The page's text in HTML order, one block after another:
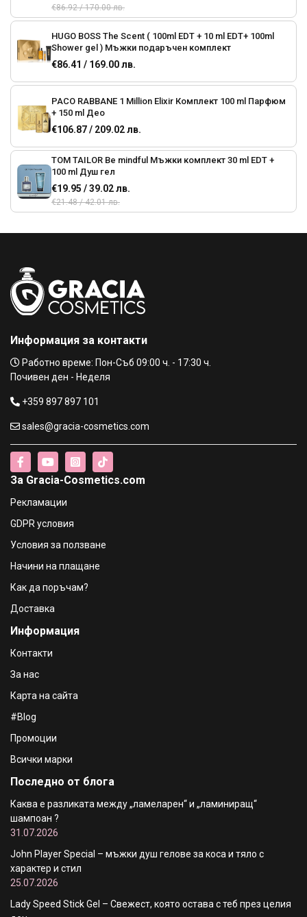
€86.92 / 170.00 лв.
HUGO BOSS The Scent ( 100ml EDT + 10 ml EDT+ 100ml
Shower gel ) Мъжки подаръчен комплект
€86.41 / 169.00 лв.
PACO RABBANE 1 Million Elixir Комплект 100 ml Парфюм
+ 150 ml Део
€106.87 / 209.02 лв.
TOM TAILOR Be mindful Мъжки комплект 30 ml EDT +
100 ml Душ гел
€19.95 / 39.02 лв.
€21.48 / 42.01 лв.
Dsquared2 Wood Pour Homme Мъжки комплект 100ml
Nivea Tech Master Set Подаръчен комплект 5 продукта
+ Kутия за инструменти
STR8 ORIGINAL Комплект Тоалетна вода, 100 мл + Део
спрей, 150мл + Раница
STR8 RED CODE Kомплект Тоалетна вода, 100 мл + Део
€15.29 / 29.90 лв.
спрей, 150 мл + Раница
€15.29 / 29.90 лв.
ml + Афтършейв, 50 ml
€9.16 / 17.92 лв.
150 ml + Афтършейв лосион, 50 ml
€9.16 / 17.92 лв.
Информация за контакти
Работно време: Пон-Съб 09:00 ч. - 17:30 ч.
Почивен ден - Неделя
+359 897 897 101
sales@gracia-cosmetics.com
За Gracia-Cosmetics.com
Рекламации
GDPR условия
Условия за ползване
Начини на плащане
Как да поръчам?
Доставка
Информация
Контакти
За нас
Карта на сайта
#Blog
Промоции
Всички марки
Последно от блога
Каква е разликата между „ламеларен“ и „ламиниращ“
шампоан ?
31.07.2026
John Player Special – мъжки душ гелове за коса и тяло с
характер и стил
25.07.2026
Lady Speed Stick Gel – Свежест, която остава с теб през целия